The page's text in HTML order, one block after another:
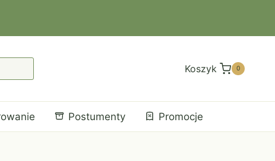
Koszyk 0
Postumenty Promocje